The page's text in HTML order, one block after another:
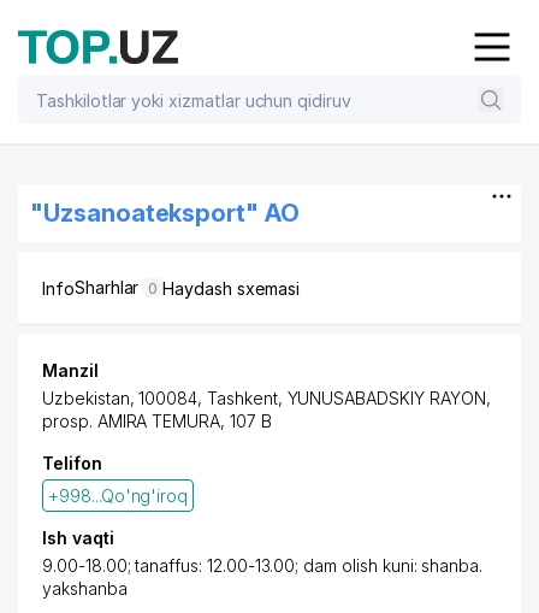
"Uzsanoateksport" AO
InfoSharhlar 0 Haydash sxemasi
Manzil
Uzbekistan, 100084, Tashkent, YUNUSABADSKIY RAYON,
prosp. AMIRA TEMURA, 107 B
Telifon
+998...Qo'ng'iroq
Ish vaqti
9.00-18.00; tanaffus: 12.00-13.00; dam olish kuni: shanba.
yakshanba